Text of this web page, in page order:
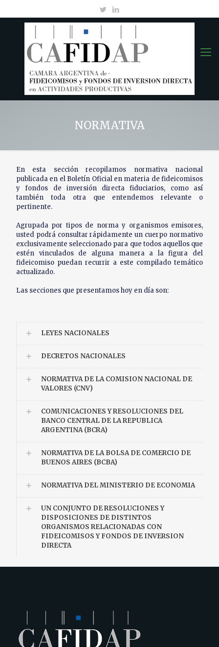
NORMATIVA
En esta sección recopilamos normativa nacional
publicada en el Boletín Oficial en materia de fideicomisos
y fondos de inversión directa fiduciarios, como así
también toda otra que entendemos relevante o
pertinente.
Agrupada por tipos de norma y organismos emisores,
usted podrá consultar rápidamente un cuerpo normativo
exclusivamente seleccionado para que todos aquellos que
estén vinculados de alguna manera a la figura del
fideicomiso puedan recurrir a este compilado temático
actualizado.
Las secciones que presentamos hoy en día son:
LEYES NACIONALES
DECRETOS NACIONALES
NORMATIVA DE LA COMISION NACIONAL DE
VALORES (CNV)
COMUNICACIONES Y RESOLUCIONES DEL
BANCO CENTRAL DE LA REPUBLICA
ARGENTINA (BCRA)
NORMATIVA DE LA BOLSA DE COMERCIO DE
BUENOS AIRES (BCBA)
NORMATIVA DEL MINISTERIO DE ECONOMIA
UN CONJUNTO DE RESOLUCIONES Y
DISPOSICIONES DE DISTINTOS
ORGANISMOS RELACIONADAS CON
FIDEICOMISOS Y FONDOS DE INVERSION
DIRECTA